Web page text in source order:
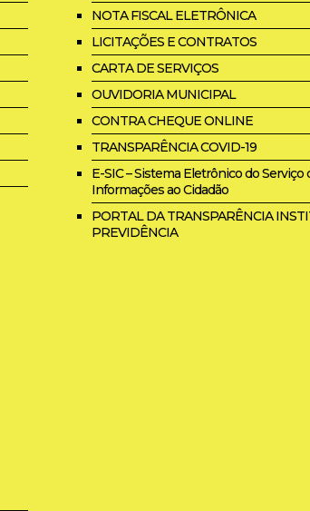
NOTA FISCAL ELETRÔNICA
LICITAÇÕES E CONTRATOS
CARTA DE SERVIÇOS
OUVIDORIA MUNICIPAL
CONTRA CHEQUE ONLINE
TRANSPARÊNCIA COVID-19
E-SIC – Sistema Eletrônico do Serviço
Informações ao Cidadão
PORTAL DA TRANSPARÊNCIA
PREVIDÊNCIA